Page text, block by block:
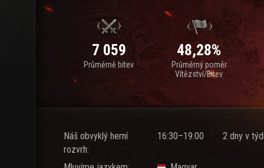
7 059
Průměrně bitev
48,28%
Průměrný poměr
Vítězství/Bitev
Náš obvyklý herní
rozvrh:
16:30–19:00 2 dny v